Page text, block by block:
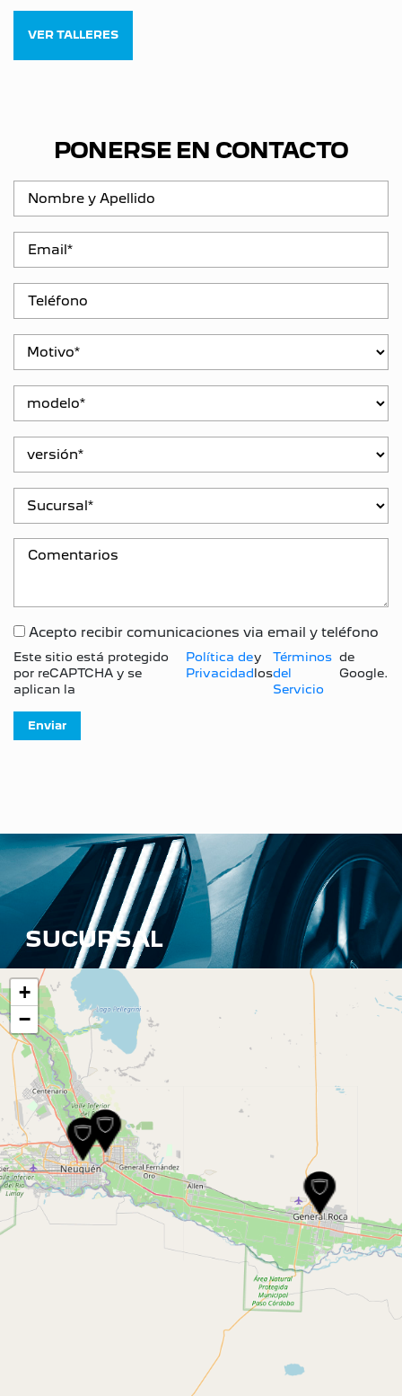
VER TALLERES
PONERSE EN CONTACTO
Acepto recibir comunicaciones via email y teléfono
Este sitio está protegido
por reCAPTCHA y se
aplican la
Política de
Privacidad
y
los
Términos
del
Servicio
de
Google.
Enviar
SUCURSAL
+
−